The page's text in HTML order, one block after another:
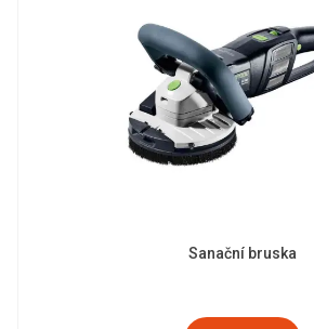
Sanační bruska